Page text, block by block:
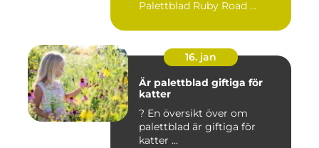
Palettblad Ruby Road ...
16. jan
Är palettblad giftiga för
katter
? En översikt över om
palettblad är giftiga för
katter ...